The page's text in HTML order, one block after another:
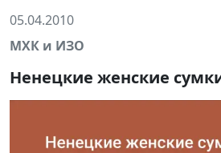
05.04.2010
МХК и ИЗО
Ненецкие женские